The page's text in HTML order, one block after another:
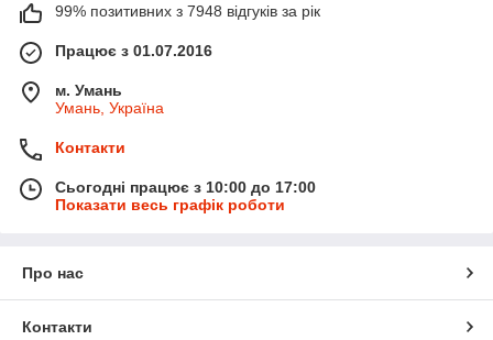
99% позитивних з 7948 відгуків за рік
Працює з 01.07.2016
м. Умань
Умань, Україна
Контакти
Сьогодні працює з 10:00 до 17:00
Показати весь графік роботи
Про нас
Контакти